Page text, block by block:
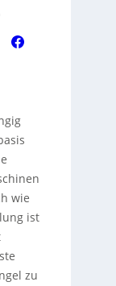
wie
ist
zu